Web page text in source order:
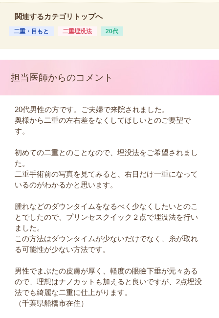
関連するカテゴリトップへ
二重・目もと 二重埋没法 20代
担当医師からのコメント
20代男性の方です。ご夫婦で来院されました。
奥様から二重の左右差をなくしてほしいとのご要望で
す。
初めての二重とのことなので、埋没法をご希望されまし
た。
二重手術前の写真を見てみると、右目だけ一重になって
いるのがわかるかと思います。
腫れなどのダウンタイムをなるべく少なくしたいとのこ
とでしたので、プリンセスクイック２点で埋没法を行い
ました。
この方法はダウンタイムが少ないだけでなく、糸が取れ
る可能性が少ない方法です。
男性でまぶたの皮膚が厚く、軽度の眼瞼下垂が元々ある
ので、理想はナノカットも加えると良いですが、2点埋没
法でも綺麗な二重に仕上がります。
（千葉県船橋市在住）